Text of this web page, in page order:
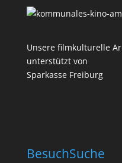
Unsere filmkulturelle
unterstützt von
Sparkasse Freiburg
BesuchSuche